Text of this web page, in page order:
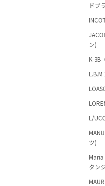
ドブ
ン)
K-3B
L.B.M
L/
ツ)
タン